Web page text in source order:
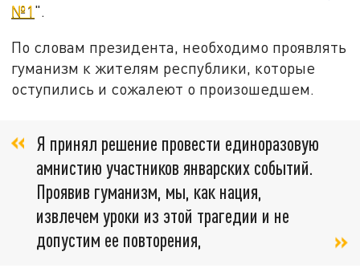
№1".
По словам президента, необходимо проявлять
гуманизм к жителям республики, которые
оступились и сожалеют о произошедшем.
Я принял решение провести единоразовую
амнистию участников январских событий.
Проявив гуманизм, мы, как нация,
извлечем уроки из этой трагедии и не
допустим ее повторения,